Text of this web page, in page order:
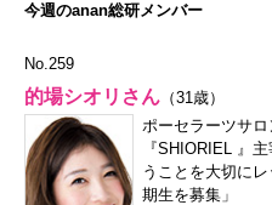
今週のanan総研メンバー
No.259
的場シオリさん （31歳）
ポーセラーツサ
『SHIORIEL 』
うことを大切に
期生を募集」